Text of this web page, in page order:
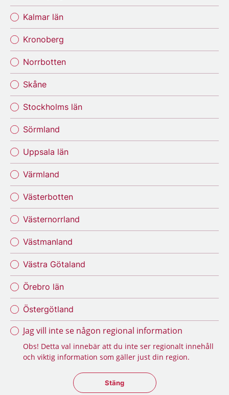
Kalmar län
Kronoberg
Norrbotten
Skåne
Stockholms län
Sörmland
Uppsala län
Värmland
Västerbotten
Västernorrland
Västmanland
Västra Götaland
Örebro län
Östergötland
Jag vill inte se någon regional information
Obs! Detta val innebär att du inte ser regionalt innehåll
och viktig information som gäller just din region.
Stäng regionsväljaren
Stäng